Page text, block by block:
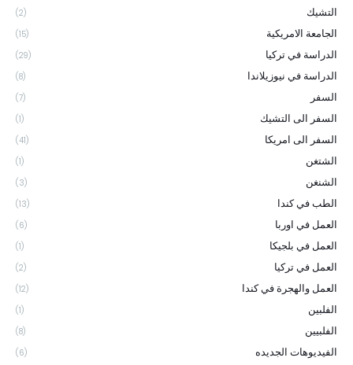
التشيك (2)
الجامعة الامريكية (15)
الدراسة في تركيا (29)
الدراسة في نيوزيلاندا (8)
السفر (7)
السفر الى التشيك (1)
السفر الى امريكا (41)
الشتغن (1)
الشنغن (3)
الطب في كندا (13)
العمل في اوربا (6)
العمل في بلجيكا (1)
العمل في تركيا (2)
العمل والهجرة في كندا (12)
الفلبين (1)
الفلبيين (8)
الفيديوهات الجديده (6)